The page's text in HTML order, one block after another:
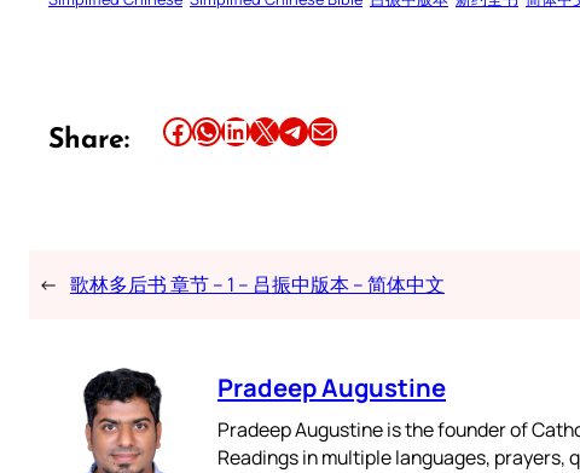
Share: Share this article on Facebook Share this article on WhatsApp Share this article on LinkedIn Share this article on X Share this article on TelegramEmail this Article
← 歌林多后书 章节 – 1 – 吕振中版本 – 简体中文
Pradeep Augustine
Pradeep Augustine is the founder of
Readings in multiple languages,